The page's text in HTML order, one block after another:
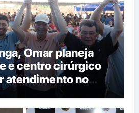
Omar planeja
e centro cirúrgico
atendimento no